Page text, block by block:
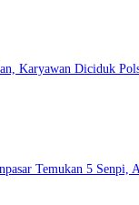
Karyawan Diciduk
Temukan 5 Senpi,